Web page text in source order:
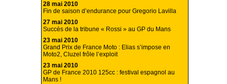
28 mai 2010
Fin de saison d’endurance pour Gregorio Lavilla
27 mai 2010
Succès de la tribune « Rossi » au GP du Mans
23 mai 2010
Grand Prix de France Moto : Elias s’impose en
Moto2, Cluzel frôle l’exploit
23 mai 2010
GP de France 2010 125cc : festival espagnol au
Mans !